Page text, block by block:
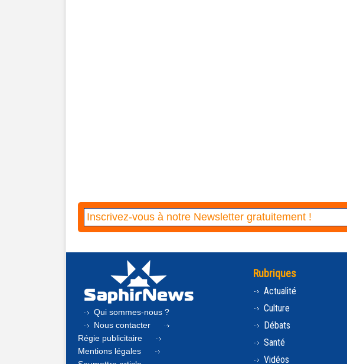
Qui sommes-nous ?
Nous contacter
Régie publicitaire
Mentions légales
Rubriques
Actualité
Culture
Débats
Santé
Vidéos